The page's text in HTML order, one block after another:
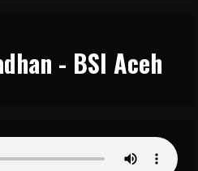
- BSI Aceh